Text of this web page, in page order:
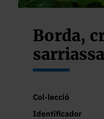
Borda,
Col·lecció
Identificador